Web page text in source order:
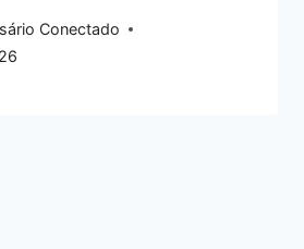
Conectado